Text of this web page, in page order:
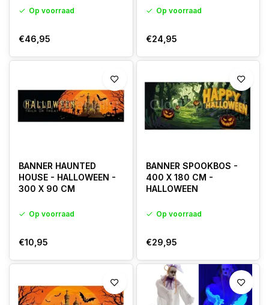
Op voorraad
€46,95
Op voorraad
€24,95
BANNER HAUNTED
HOUSE - HALLOWEEN -
300 X 90 CM
Op voorraad
€10,95
BANNER SPOOKBOS -
400 X 180 CM -
HALLOWEEN
Op voorraad
€29,95